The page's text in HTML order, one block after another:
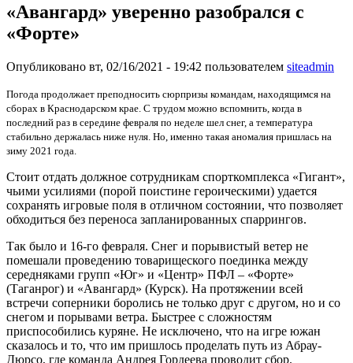
«Авангард» уверенно разобрался с
«Форте»
Опубликовано вт, 02/16/2021 - 19:42 пользователем siteadmin
Погода продолжает преподносить сюрпризы командам, находящимся на
сборах в Краснодарском крае. С трудом можно вспомнить, когда в
последний раз в середине февраля по неделе шел снег, а температура
стабильно держалась ниже нуля. Но, именно такая аномалия пришлась на
зиму 2021 года.
Стоит отдать должное сотрудникам спорткомплекса «Гигант»,
чьими усилиями (порой поистине героическими) удается
сохранять игровые поля в отличном состоянии, что позволяет
обходиться без переноса запланированных спаррингов.
Так было и 16-го февраля. Снег и порывистый ветер не
помешали проведению товарищеского поединка между
середняками групп «Юг» и «Центр» ПФЛ – «Форте»
(Таганрог) и «Авангард» (Курск). На протяжении всей
встречи соперники боролись не только друг с другом, но и со
снегом и порывами ветра. Быстрее с сложностям
приспособились куряне. Не исключено, что на игре южан
сказалось и то, что им пришлось проделать путь из Абрау-
Дюрсо, где команда Андрея Гордеева проводит сбор.